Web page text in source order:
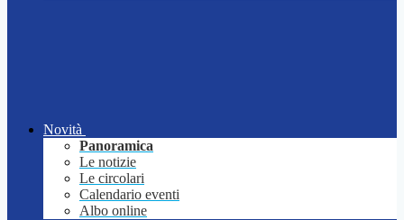
Novità
Panoramica
Le notizie
Le circolari
Calendario eventi
Albo online